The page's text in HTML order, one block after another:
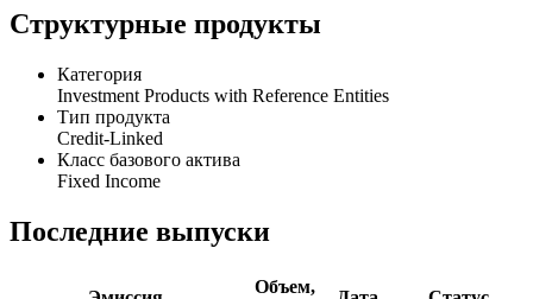
Условия конвертации
Структурные продукты
Категория
Investment Products with Reference Entities
Класс базового актива